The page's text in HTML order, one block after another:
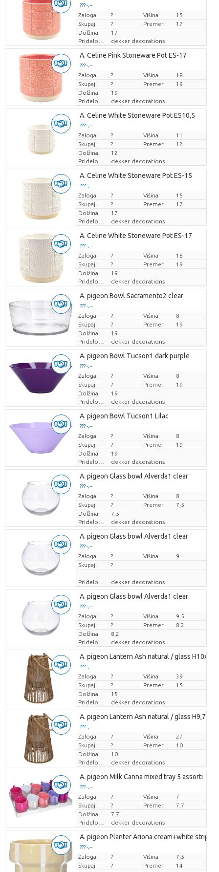
??? -,--
Cena za kos
Zaloga ? Višina
15
Skupaj:
? Premer
17
Dolžina
17
dekker decorations
A. Celine Pink Stoneware Pot ES-17
??? -,--
Cena za kos
Zaloga ? Višina
18
Skupaj:
? Premer
19
Dolžina
19
dekker decorations
A. Celine White Stoneware Pot ES10,5
??? -,--
Cena za kos
Zaloga ? Višina
11
Skupaj:
? Premer
12
Dolžina
12
dekker decorations
A. Celine White Stoneware Pot ES-15
??? -,--
Cena za kos
Zaloga ? Višina
15
Skupaj:
? Premer
17
Dolžina
17
dekker decorations
A. Celine White Stoneware Pot ES-17
??? -,--
Cena za kos
Zaloga ? Višina
18
Skupaj:
? Premer
19
Dolžina
19
dekker decorations
A. pigeon Bowl Sacramento2 clear
??? -,--
Cena za kos
Zaloga ? Višina
8
Skupaj:
? Premer
19
Dolžina
19
dekker decorations
A. pigeon Bowl Tucson1 dark purple
??? -,--
Cena za kos
Zaloga ? Višina
8
Skupaj:
? Premer
19
Dolžina
19
dekker decorations
A. pigeon Bowl Tucson1 Lilac
??? -,--
Cena za kos
Zaloga ? Višina
8
Skupaj:
? Premer
19
Dolžina
19
dekker decorations
A. pigeon Glass bowl Alverda1 clear
??? -,--
Cena za kos
Zaloga ? Višina
8
Skupaj:
? Premer
7,5
Dolžina
7,5
dekker decorations
A. pigeon Glass bowl Alverda1 clear
??? -,--
Cena za kos
Zaloga ? Višina
9
Skupaj:
?
dekker decorations
A. pigeon Glass bowl Alverda1 clear
??? -,--
Cena za kos
Zaloga ? Višina
9,5
Skupaj:
? Premer
8.2
Dolžina
8,2
dekker decorations
A. pigeon Lantern Ash natural / glass
??? -,--
Cena za kos
Zaloga ? Višina
39
Skupaj:
? Premer
15
Dolžina
15
dekker decorations
A. pigeon Lantern Ash natural / glass
??? -,--
Cena za kos
Zaloga ? Višina
27
Skupaj:
? Premer
10
Dolžina
10
dekker decorations
A. pigeon Milk Canna mixed tray 5 assorti
??? -,--
Cena za kos
Zaloga ? Višina
7
Skupaj:
? Premer
7,7
Dolžina
7,7
dekker decorations
A. pigeon Planter Ariona cream+white stripes
??? -,--
Cena za kos
Zaloga ? Višina
7,5
Skupaj:
? Premer
14